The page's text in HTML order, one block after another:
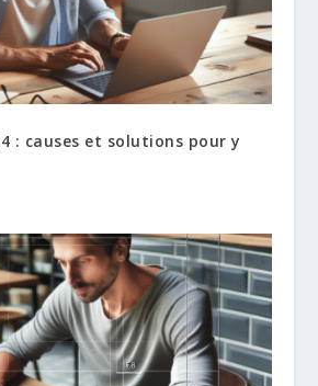
: causes et solutions pour y